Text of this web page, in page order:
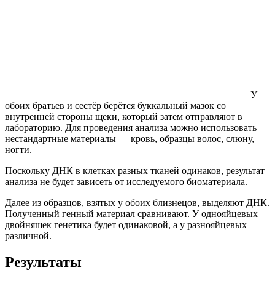
У
обоих братьев и сестёр берётся буккальный мазок со
внутренней стороны щеки, который затем отправляют в
лабораторию. Для проведения анализа можно использовать
нестандартные материалы — кровь, образцы волос, слюну,
ногти.
Поскольку ДНК в клетках разных тканей одинаков, результат
анализа не будет зависеть от исследуемого биоматериала.
Далее из образцов, взятых у обоих близнецов, выделяют ДНК.
Полученный генный материал сравнивают. У однояйцевых
двойняшек генетика будет одинаковой, а у разнояйцевых –
различной.
Результаты